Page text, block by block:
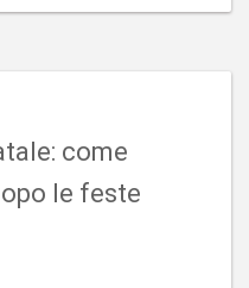
come
le feste